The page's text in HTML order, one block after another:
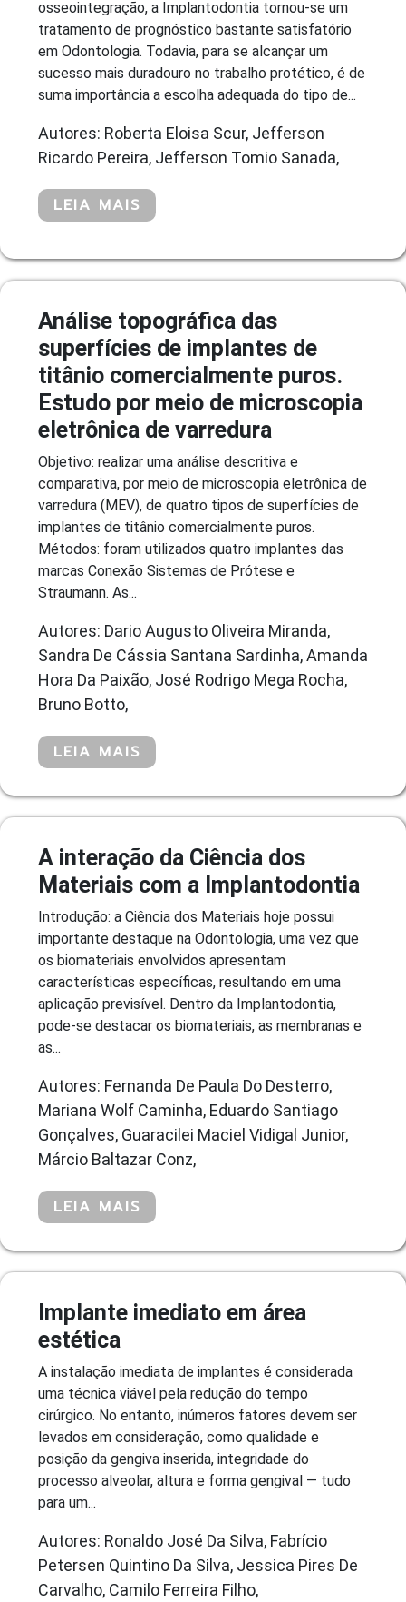
osseointegração, a Implantodontia tornou-se um
tratamento de prognóstico bastante satisfatório
em Odontologia. Todavia, para se alcançar um
sucesso mais duradouro no trabalho protético, é de
suma importância a escolha adequada do tipo de...
Autores: Roberta Eloisa Scur, Jefferson
Ricardo Pereira, Jefferson Tomio Sanada,
LEIA MAIS
Análise topográfica das
superfícies de implantes de
titânio comercialmente puros.
Estudo por meio de microscopia
eletrônica de varredura
Objetivo: realizar uma análise descritiva e
comparativa, por meio de microscopia eletrônica de
varredura (MEV), de quatro tipos de superfícies de
implantes de titânio comercialmente puros.
Métodos: foram utilizados quatro implantes das
marcas Conexão Sistemas de Prótese e
Straumann. As...
Autores: Dario Augusto Oliveira Miranda,
Sandra De Cássia Santana Sardinha, Amanda
Hora Da Paixão, José Rodrigo Mega Rocha,
Bruno Botto,
LEIA MAIS
A interação da Ciência dos
Materiais com a Implantodontia
Introdução: a Ciência dos Materiais hoje possui
importante destaque na Odontologia, uma vez que
os biomateriais envolvidos apresentam
características específicas, resultando em uma
aplicação previsível. Dentro da Implantodontia,
pode-se destacar os biomateriais, as membranas e
as...
Autores: Fernanda De Paula Do Desterro,
Mariana Wolf Caminha, Eduardo Santiago
Gonçalves, Guaracilei Maciel Vidigal Junior,
Márcio Baltazar Conz,
LEIA MAIS
Implante imediato em área
estética
A instalação imediata de implantes é considerada
uma técnica viável pela redução do tempo
cirúrgico. No entanto, inúmeros fatores devem ser
levados em consideração, como qualidade e
posição da gengiva inserida, integridade do
processo alveolar, altura e forma gengival — tudo
para um...
Autores: Ronaldo José Da Silva, Fabrício
Petersen Quintino Da Silva, Jessica Pires De
Carvalho, Camilo Ferreira Filho,